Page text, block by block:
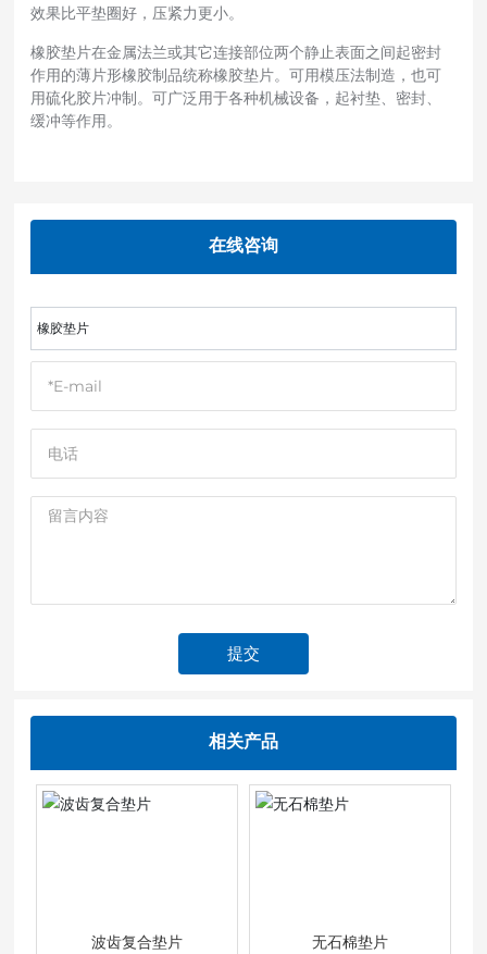
效果比平垫圈好，压紧力更小。
橡胶垫片在金属法兰或其它连接部位两个静止表面之间起密封
作用的薄片形橡胶制品统称橡胶垫片。可用模压法制造，也可
用硫化胶片冲制。可广泛用于各种机械设备，起衬垫、密封、
缓冲等作用。
在线咨询
橡胶垫片
提交
相关产品
波齿复合垫片 无石棉垫片